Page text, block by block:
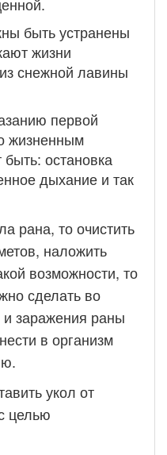
быть устранены
жизни
снежной лавины
первой
жизненным
остановка
дыхание и так
рана, то очистить
наложить
возможности, то
сделать во
и заражения раны
в организм
укол от
целью